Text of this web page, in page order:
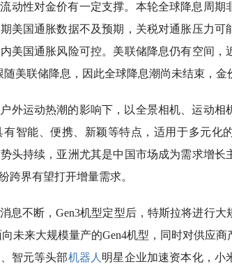
动性对金价有一定支撑。本轮全球降息周期
美国通胀数据不及预期，关税对通胀压力可
美国通胀风险可控。美联储降息仍有空间，
美联储降息，因此全球降息潮尚未结束，金
户外运动热潮的影响下，以全景相机、运动
智能、便携、新颖等特点，适用于多元化
头持续，亚洲尤其是中国市场成为需求增长
跨界有望打开增量需求。
消息不断，Gen3机型定型后，特斯拉将进行
未来大规模量产的Gen4机型，同时对供应
智元等头部机器人 明星企业加速资本化，小